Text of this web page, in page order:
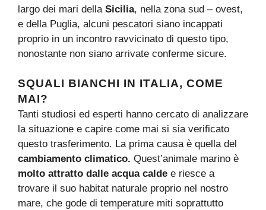
largo dei mari della Sicilia, nella zona sud – ovest,
e della Puglia, alcuni pescatori siano incappati
proprio in un incontro ravvicinato di questo tipo,
nonostante non siano arrivate conferme sicure.
SQUALI BIANCHI IN ITALIA, COME
MAI?
Tanti studiosi ed esperti hanno cercato di analizzare
la situazione e capire come mai si sia verificato
questo trasferimento. La prima causa è quella del
cambiamento climatico. Quest’animale marino è
molto attratto dalle acqua calde e riesce a
trovare il suo habitat naturale proprio nel nostro
mare, che gode di temperature miti soprattutto